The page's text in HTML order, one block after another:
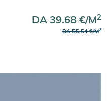
DA 39.68 €/M2
DA 55,54 €/M2